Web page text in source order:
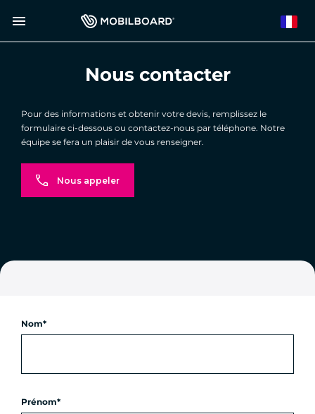
menu
Nous contacter
Pour des informations et obtenir votre devis, remplissez le
formulaire ci-dessous ou contactez-nous par téléphone. Notre
équipe se fera un plaisir de vous renseigner.
Nous appeler
Nom
Prénom